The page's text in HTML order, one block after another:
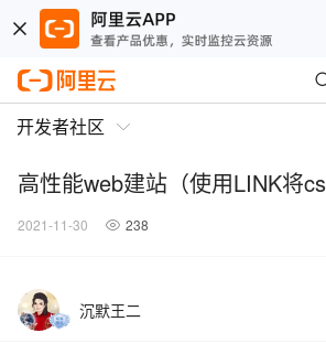
开发者社区
高性能web建站（使用LINK将
2021-11-30 238
沉默王二